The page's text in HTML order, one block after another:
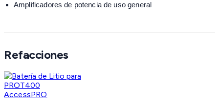
Amplificadores de potencia de uso general
Refacciones
AccessPRO